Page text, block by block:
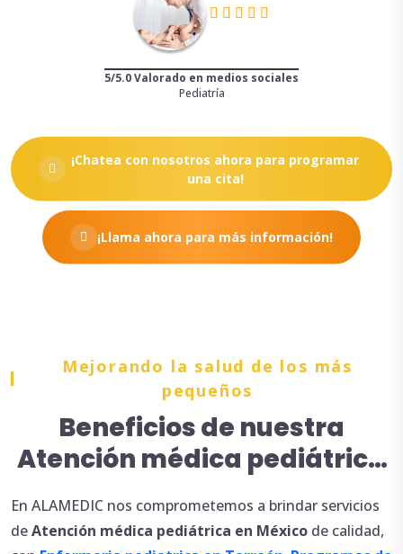
5/5.0 Valorado en medios sociales
Pediatría
¡Chatea con nosotros ahora para programar
una cita!
¡Llama ahora para más información!
Mejorando la salud de los más
pequeños
Beneficios de nuestra
Atención médica pediátrica
En ALAMEDIC nos comprometemos a brindar servicios
deAtención médica pediátrica en México de calidad,